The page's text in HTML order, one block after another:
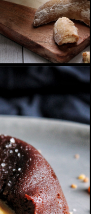
CŒUR COULANT
(VEGAN, SANS